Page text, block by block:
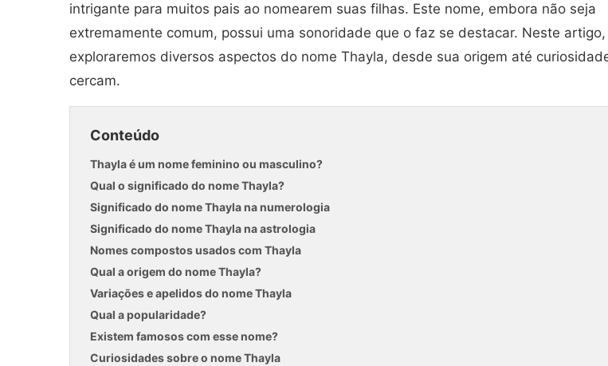
intrigante para muitos pais ao nomearem suas filhas. Este nome, embora não seja
extremamente comum, possui uma sonoridade que o faz se destacar. Neste artigo,
exploraremos diversos aspectos do nome Thayla, desde sua origem até
cercam.
Conteúdo
Thayla é um nome feminino ou masculino?
Qual o significado do nome Thayla?
Significado do nome Thayla na numerologia
Significado do nome Thayla na astrologia
Nomes compostos usados com Thayla
Qual a origem do nome Thayla?
Variações e apelidos do nome Thayla
Qual a popularidade?
Existem famosos com esse nome?
Curiosidades sobre o nome Thayla